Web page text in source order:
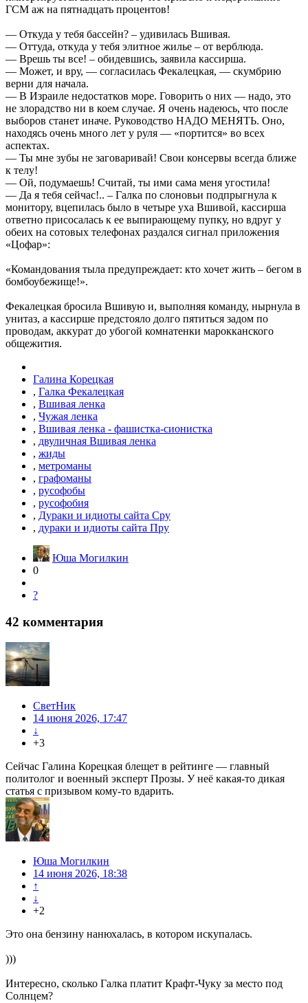
ГСМ аж на пятнадцать процентов!
— Откуда у тебя бассейн? – удивилась Вшивая.
— Оттуда, откуда у тебя элитное жилье – от верблюда.
— Врешь ты все! – обидевшись, заявила кассирша.
— Может, и вру, — согласилась Фекалецкая, — скумбрию
верни для начала.
— В Израиле недостатков море. Говорить о них — надо, это
не злорадство ни в коем случае. Я очень надеюсь, что после
выборов станет иначе. Руководство НАДО МЕНЯТЬ. Оно,
находясь очень много лет у руля — «портится» во всех
аспектах.
— Ты мне зубы не заговаривай! Свои консервы всегда ближе
к телу!
— Ой, подумаешь! Считай, ты ими сама меня угостила!
— Да я тебя сейчас!.. – Галка по слоновьи подпрыгнула к
монитору, вцепилась было в четыре уха Вшивой, кассирша
ответно присосалась к ее выпирающему пупку, но вдруг у
обеих на сотовых телефонах раздался сигнал приложения
«Цофар»:
«Командования тыла предупреждает: кто хочет жить – бегом в
бомбоубежище!».
Фекалецкая бросила Вшивую и, выполняя команду, нырнула в
унитаз, а кассирше предстояло долго пятиться задом по
проводам, аккурат до убогой комнатенки марокканского
общежития.
Галина Корецкая
, Галка Фекалецкая
, Вшивая ленка
, Чужая ленка
, Вшивая ленка - фашистка-сионистка
, двуличная Вшивая ленка
, жиды
, метроманы
, графоманы
, русофобы
, русофобия
, Дураки и идиоты сайта Сру
, дураки и идиоты сайта Пру
Юша Могилкин
0
?
42 комментария
СветНик
14 июня 2026, 17:47
↓
+3
Сейчас Галина Корецкая блещет в рейтинге — главный
политолог и военный эксперт Прозы. У неё какая-то дикая
статья с призывом кому-то вдарить.
Юша Могилкин
14 июня 2026, 18:38
↑
↓
+2
Это она бензину нанюхалась, в котором искупалась.
)))
Интересно, сколько Галка платит Крафт-Чуку за место под
Солнцем?